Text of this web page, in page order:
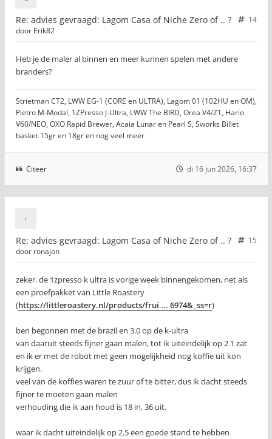
Re: advies gevraagd: Lagom Casa of Niche Zero of .. ?
14
door Erik82
Heb je de maler al binnen en meer kunnen spelen met andere
branders?
Strietman CT2, LWW EG-1 (CORE en ULTRA), Lagom 01 (102HU en OM),
Pietro M-Modal, 1ZPresso J-Ultra, LWW The BIRD, Orea V4/Z1, Hario
V60/NEO, OXO Rapid Brewer, Acaia Lunar en Pearl S, Sworks Billet
basket 15gr en 18gr en nog veel meer
Citeer di 16 jun 2026, 16:37
Re: advies gevraagd: Lagom Casa of Niche Zero of .. ?
15
door ronajon
zeker. de 1zpresso k ultra is vorige week binnengekomen, net als
een proefpakket van Little Roastery
(https://littleroastery.nl/products/frui ... 6974&_ss=r)
ben begonnen met de brazil en 3.0 op de k-ultra
van daaruit steeds fijner gaan malen, tot ik uiteindelijk op 2.1 zat
en ik er met de robot met geen mogelijkheid nog koffie uit kon
krijgen.
veel van de koffies waren te zuur of te bitter, dus ik dacht steeds
fijner te moeten gaan malen
verhouding die ik aan houd is 18 in, 36 uit.
waar ik dacht uiteindelijk op 2.5 een goede stand te hebben